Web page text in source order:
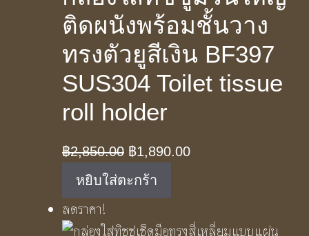
ติดผนังพร้อมชั้นวาง
ทรงตัวยูสีเงิน BF397
SUS304 Toilet tissue
roll holder
฿2,850.00 Original
price
was:
฿1,890.00Current
หยิบใส่ตะกร้า
ลดราคา!